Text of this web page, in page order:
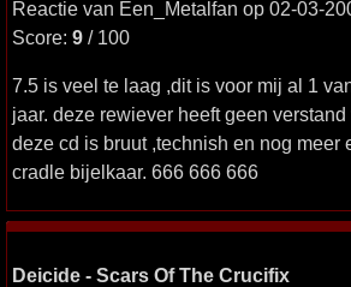
Reactie van Een_Metalfan op 02-03-
Score: 9 / 100
7.5 is veel te laag ,dit is voor mij al 1
jaar. deze rewiever heeft geen
deze cd is bruut ,technish en nog meer
cradle bijelkaar. 666 666 666
Deicide - Scars Of The Crucifix